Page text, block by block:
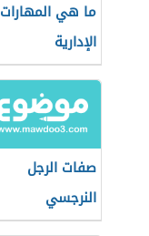
ما هي المهارات
الإدارية
صفات الرجل
النرجسي